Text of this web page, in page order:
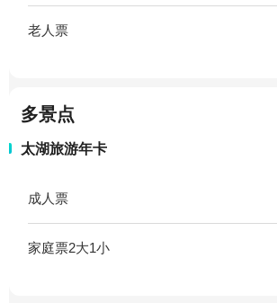
老人票
多景点
太湖旅游年卡
成人票
家庭票2大1小